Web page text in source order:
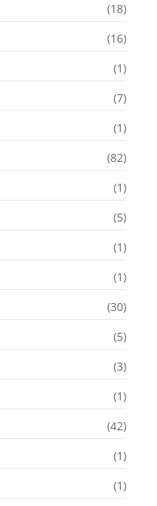
(18)
(16)
(1)
(7)
(1)
(82)
(1)
(5)
(1)
(1)
(30)
(5)
(3)
(1)
(42)
(1)
(1)